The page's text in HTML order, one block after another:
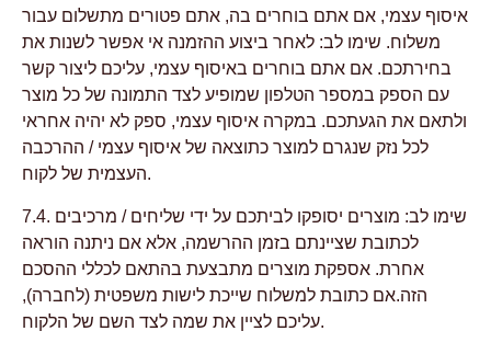
איסוף עצמי, אם אתם בוחרים בה, אתם פטורים מתשלום עבור
משלוח. שימו לב: לאחר ביצוע ההזמנה אי אפשר לשנות את
בחירתכם. אם אתם בוחרים באיסוף עצמי, עליכם ליצור קשר
עם הספק במספר הטלפון שמופיע לצד התמונה של כל מוצר
ולתאם את הגעתכם. במקרה איסוף עצמי, ספק לא יהיה אחראי
לכל נזק שנגרם למוצר כתוצאה של איסוף עצמי / ההרכבה
העצמית של לקוח.
7.4. שימו לב: מוצרים יסופקו לביתכם על ידי שליחים / מרכיבים
לכתובת שציינתם בזמן ההרשמה, אלא אם ניתנה הוראה
אחרת. אספקת מוצרים מתבצעת בהתאם לכללי ההסכם
הזה.אם כתובת למשלוח שייכת לישות משפטית (לחברה),
עליכם לציין את שמה לצד השם של הלקוח.